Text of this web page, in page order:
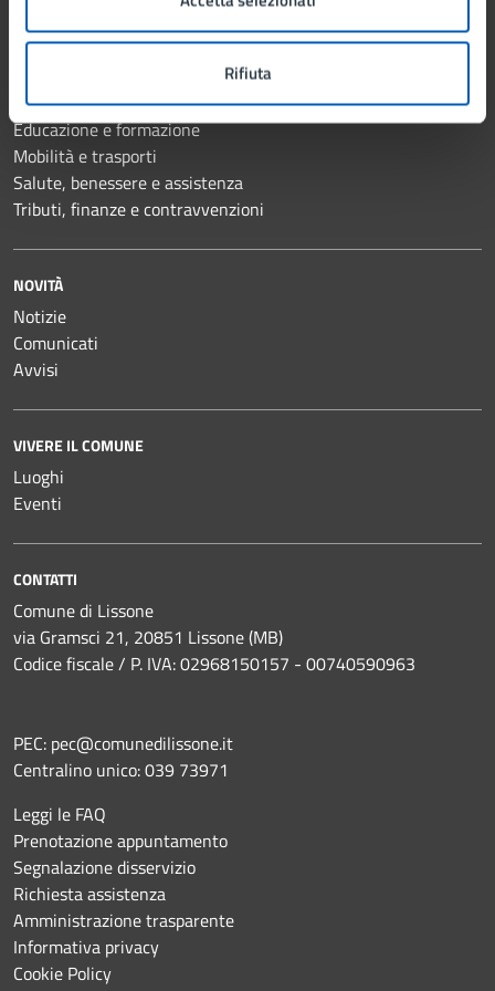
Rifiuta
Anagrafe e stato civile
Autorizzazioni
Cultura e tempo libero
Educazione e formazione
Mobilità e trasporti
Salute, benessere e assistenza
Tributi, finanze e contravvenzioni
NOVITÀ
Notizie
Comunicati
Avvisi
VIVERE IL COMUNE
Luoghi
Eventi
CONTATTI
Comune di Lissone
via Gramsci 21, 20851 Lissone (MB)
Codice fiscale / P. IVA: 02968150157 - 00740590963
PEC: pec@comunedilissone.it
Centralino unico:039 73971
Leggi le FAQ
Prenotazione appuntamento
Segnalazione disservizio
Richiesta assistenza
Amministrazione trasparente
Informativa privacy
Cookie Policy